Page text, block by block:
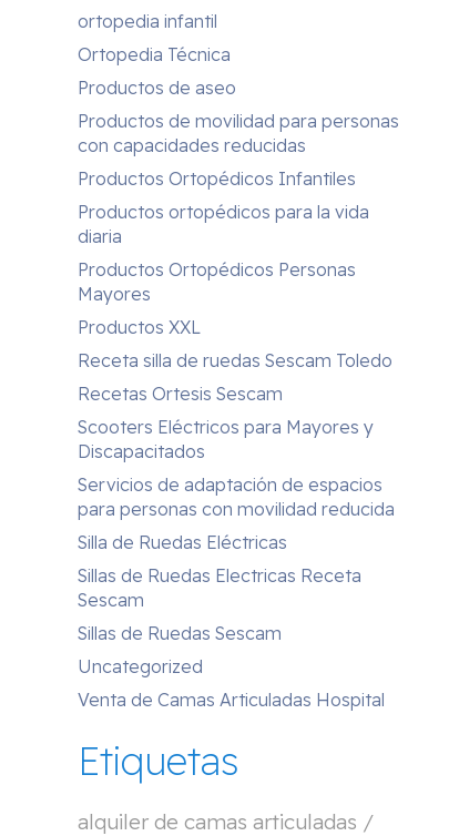
ortopedia infantil
Ortopedia Técnica
Productos de aseo
Productos de movilidad para personas
con capacidades reducidas
Productos Ortopédicos Infantiles
Productos ortopédicos para la vida
diaria
Productos Ortopédicos Personas
Mayores
Productos XXL
Receta silla de ruedas Sescam Toledo
Recetas Ortesis Sescam
Scooters Eléctricos para Mayores y
Discapacitados
Servicios de adaptación de espacios
para personas con movilidad reducida
Silla de Ruedas Eléctricas
Sillas de Ruedas Electricas Receta
Sescam
Sillas de Ruedas Sescam
Uncategorized
Venta de Camas Articuladas Hospital
Etiquetas
alquiler de camas articuladas /